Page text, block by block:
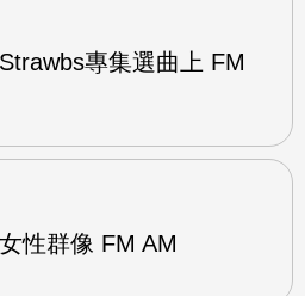
專集選曲上 FM
性群像 FM AM